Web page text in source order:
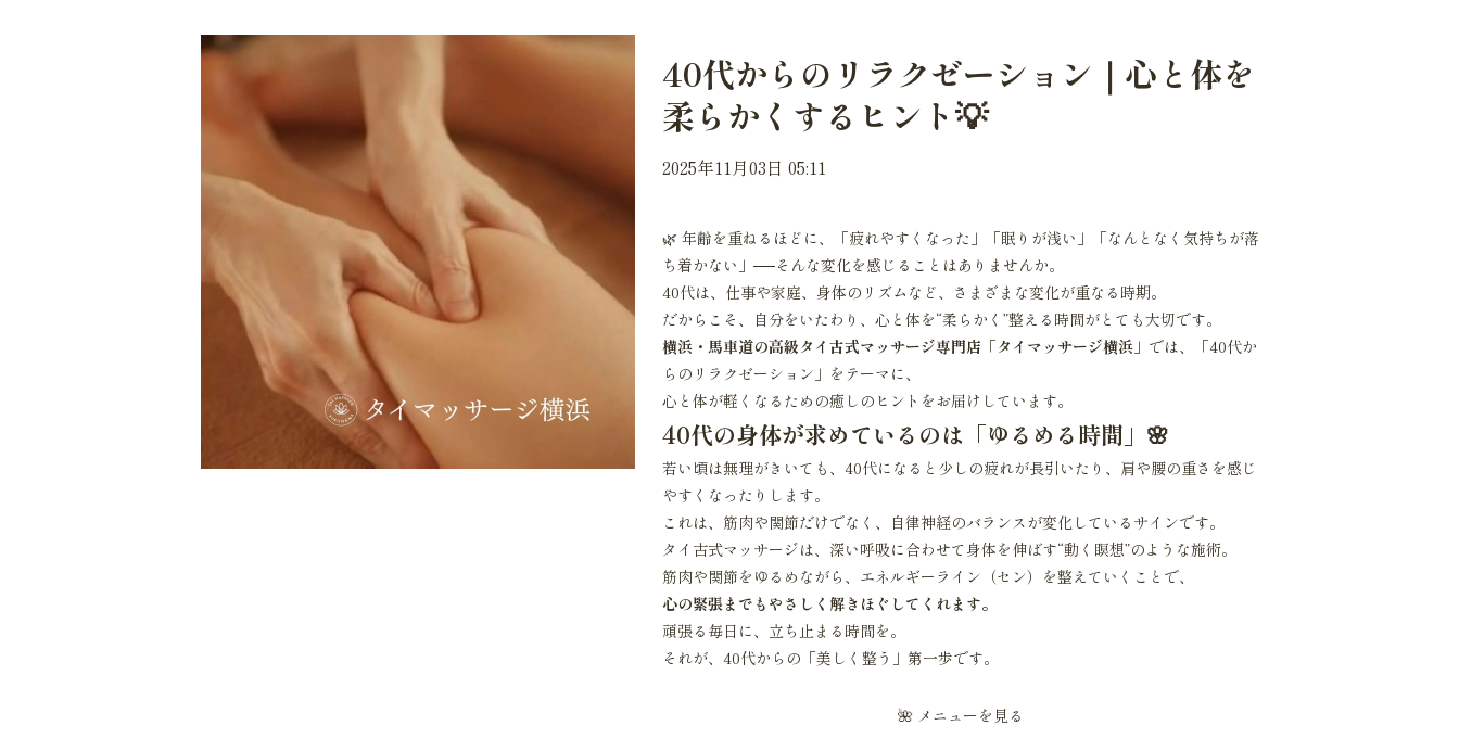
40代からのリラクゼーション｜心と体を
柔らかくするヒント💡
2025年11月03日 05:11
🌿 年齢を重ねるほどに、「疲れやすくなった」「眠りが浅い」「なんとなく気持ちが落
ち着かない」──そんな変化を感じることはありませんか。
40代は、仕事や家庭、身体のリズムなど、さまざまな変化が重なる時期。
だからこそ、自分をいたわり、心と体を“柔らかく”整える時間がとても大切です。
横浜・馬車道の高級タイ古式マッサージ専門店「タイマッサージ横浜」 では、「40代か
らのリラクゼーション」をテーマに、
心と体が軽くなるための癒しのヒントをお届けしています。
40代の身体が求めているのは「ゆるめる時間」🌸
若い頃は無理がきいても、40代になると少しの疲れが長引いたり、肩や腰の重さを感じ
やすくなったりします。
これは、筋肉や関節だけでなく、自律神経のバランスが変化しているサインです。
タイ古式マッサージは、深い呼吸に合わせて身体を伸ばす“動く瞑想”のような施術。
筋肉や関節をゆるめながら、エネルギーライン（セン）を整えていくことで、
心の緊張までもやさしく解きほぐしてくれます。
頑張る毎日に、立ち止まる時間を。
それが、40代からの「美しく整う」第一歩です。
🌺 メニューを見る